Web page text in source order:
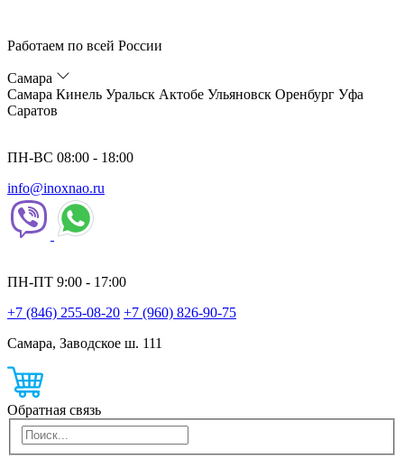
Работаем по всей России
Самара
Самара Кинель Уральск Актобе Ульяновск Оренбург Уфа
Саратов
ПН-ВС 08:00 - 18:00
info@inoxnao.ru
ПН-ПТ 9:00 - 17:00
+7 (846) 255-08-20 +7 (960) 826-90-75
Самара, Заводское ш. 111
Обратная связь